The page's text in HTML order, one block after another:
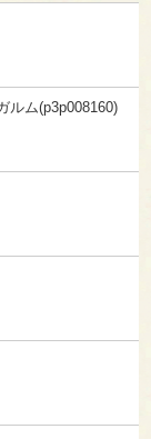
ルム(p3p008160)